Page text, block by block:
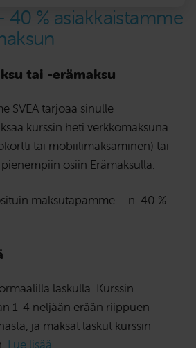
40 % asiakkaistamme
tai -erämaksu
SVEA tarjoaa sinulle
kurssin heti verkkomaksuna
tai mobiilimaksaminen) tai
osiin Erämaksulla.
maksutapamme – n. 40 %
laskulla. Kurssin
1-4 neljään erään riippuen
ja maksat laskut kurssin
Lue lisää...